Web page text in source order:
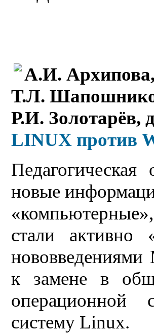
А.И.
Т.Л.
Р.И. Золотарёв,
LINUX против
новые
стали активно
нововведениями
к замене в
операционной
систему Linux.